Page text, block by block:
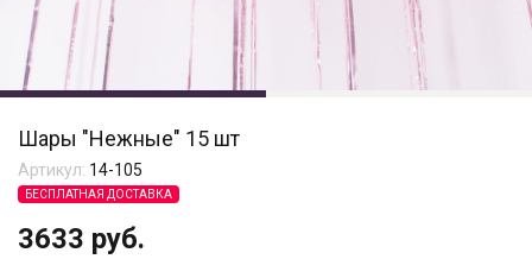
Шары "Нежные" 15 шт
Артикул: 14-105
БЕСПЛАТНАЯ ДОСТАВКА
3633 руб.